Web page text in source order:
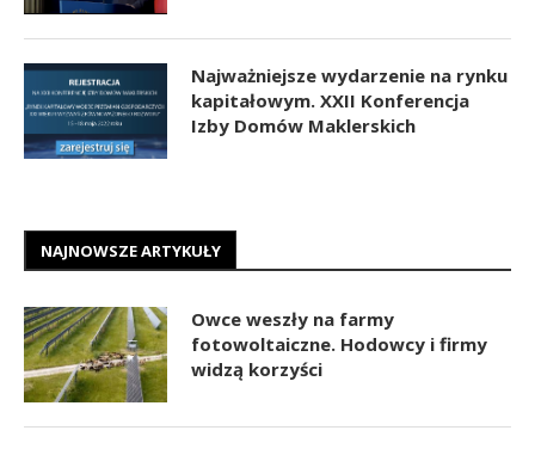
Najważniejsze wydarzenie na rynku
kapitałowym. XXII Konferencja
Izby Domów Maklerskich
NAJNOWSZE ARTYKUŁY
Owce weszły na farmy
fotowoltaiczne. Hodowcy i firmy
widzą korzyści